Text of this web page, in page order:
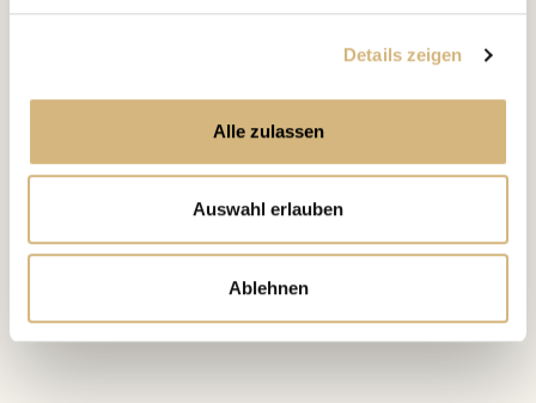
Details zeigen
Alle zulassen
Auswahl erlauben
Ablehnen
Phyto Extrakte